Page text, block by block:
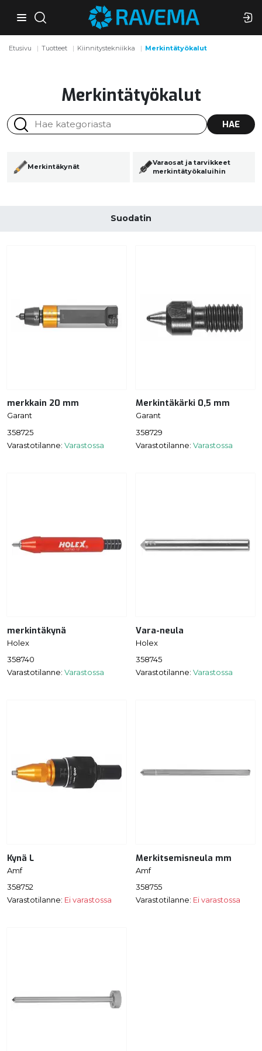
Etusivu Tuotteet Kiinnitystekniikka Merkintätyökalut
Merkintätyökalut
HAE
Merkintäkynät
Varaosat ja tarvikkeet
merkintätyökaluihin
Suodatin
merkkain 20 mm
Garant
358725
Varastotilanne: Varastossa
Merkintäkärki 0,5 mm
Garant
358729
Varastotilanne: Varastossa
merkintäkynä
Holex
358740
Varastotilanne: Varastossa
Vara-neula
Holex
358745
Varastotilanne: Varastossa
Kynä L
Amf
358752
Varastotilanne: Ei varastossa
Merkitsemisneula mm
Amf
358755
Varastotilanne: Ei varastossa